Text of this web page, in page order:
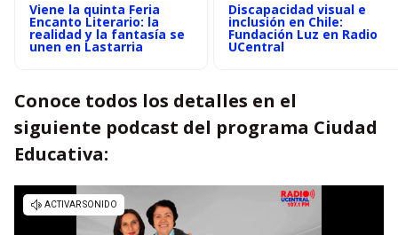
Viene la quinta Feria
Encanto Literario: la
realidad y la fantasía se
unen en Lastarria
Discapacidad visual e
inclusión en Chile:
Fundación Luz en Radio
UCentral
Conoce todos los detalles en el
siguiente podcast del programa Ciudad
Educativa: